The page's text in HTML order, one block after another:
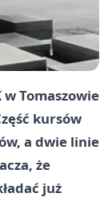
Tomaszowie
kursów
a dwie linie
że
już